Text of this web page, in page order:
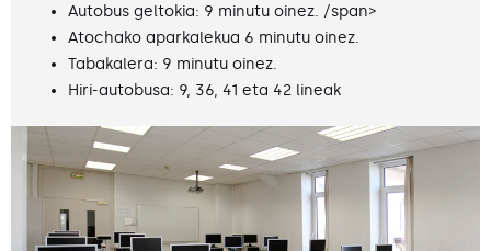
Autobus geltokia: 9 minutu oinez. /span>
Atochako aparkalekua 6 minutu oinez.
Tabakalera: 9 minutu oinez.
Hiri-autobusa: 9, 36, 41 eta 42 lineak